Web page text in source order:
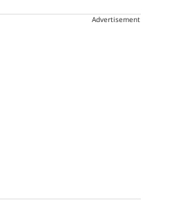
Advertisement